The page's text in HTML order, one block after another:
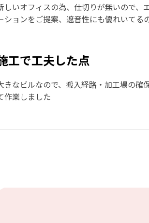
しいオフィスの為、仕切りが無いので、
ションをご提案、遮音性にも優れいてる
工で工夫した点
きなビルなので、搬入経路・加工場の
作業しました